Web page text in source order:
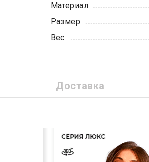
Материал
Размер
Вес
Доставка